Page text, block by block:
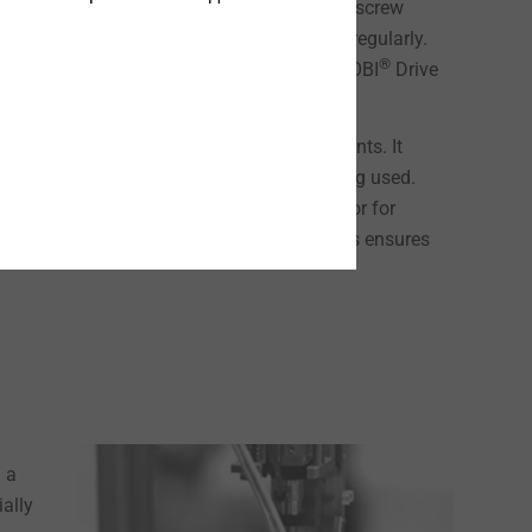
downtimes in fully or semi-automatic screw
costs because they have to be replaced regularly.
The larger contact surface between TOBI ®Drive
manual assembly in industrial environments. It
hand, irrespective of the material being used.
other hand can be used for positioning or for
of the screw in all assembly situations ensures
a